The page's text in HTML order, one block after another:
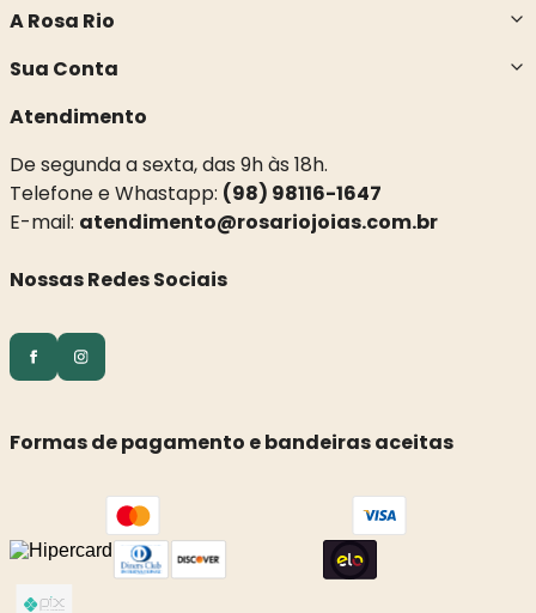
A Rosa Rio
Sua Conta
Atendimento
De segunda a sexta, das 9h às 18h.
Telefone e Whastapp: (98) 98116-1647
E-mail: atendimento@rosariojoias.com.br
Nossas Redes Sociais
Formas de pagamento e bandeiras aceitas